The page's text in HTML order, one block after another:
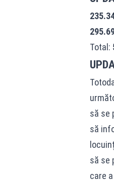
Total:
să se
să
să se
care